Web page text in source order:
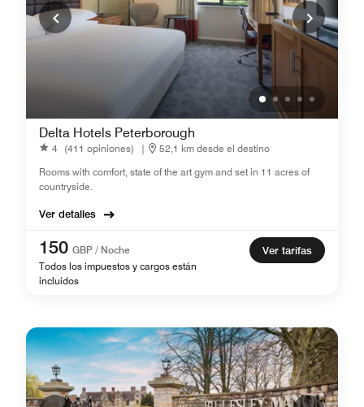
Delta Hotels Peterborough
4 (411 opiniones) |
52,1 km desde el destino
Rooms with comfort, state of the art gym and set in 11 acres of
countryside.
Ver detalles
150 GBP / Noche
Todos los impuestos y cargos están
incluidos
Ver tarifas